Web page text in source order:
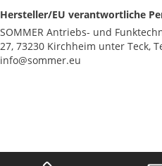
Hersteller/EU verantwortliche
SOMMER Antriebs- und
27, 73230 Kirchheim unter Teck,
info@sommer.eu